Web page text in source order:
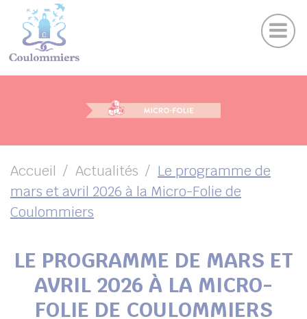
( AU QUOTIDIEN )
( FAMILLE )
( ENVIRONNEMENT ET URBANISME )
( ÉCONOMIE ET EMPLOI )
ActuPublications
Suivez-nous sur Facebook
Suivez-nous sur Instagram
Suivez-nous sur Twitter
Suivez-nous sur Youtube
Accueil Actualités
Le programme de
mars et avril 2026 à la Micro-Folie de
Coulommiers
LE PROGRAMME DE MARS ET
AVRIL 2026 À LA MICRO-
FOLIE DE COULOMMIERS
Panneau de gestion des cookies